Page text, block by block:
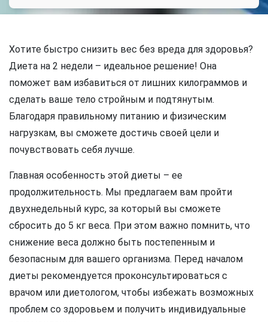
Хотите быстро снизить вес без вреда для здоровья?
Диета на 2 недели – идеальное решение! Она
поможет вам избавиться от лишних килограммов и
сделать ваше тело стройным и подтянутым.
Благодаря правильному питанию и физическим
нагрузкам, вы сможете достичь своей цели и
почувствовать себя лучше.
Главная особенность этой диеты – ее
продолжительность. Мы предлагаем вам пройти
двухнедельный курс, за который вы сможете
сбросить до 5 кг веса. При этом важно помнить, что
снижение веса должно быть постепенным и
безопасным для вашего организма. Перед началом
диеты рекомендуется проконсультироваться с
врачом или диетологом, чтобы избежать возможных
проблем со здоровьем и получить индивидуальные